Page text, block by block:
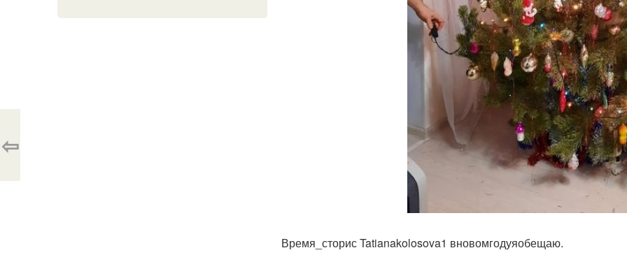
Время_сторис Tatianakolosova1 вновомгодуяобещаю.
⇦